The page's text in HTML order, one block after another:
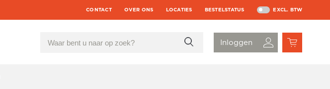
CONTACT OVER ONS LOCATIES BESTELSTATUS EXCL. BTW